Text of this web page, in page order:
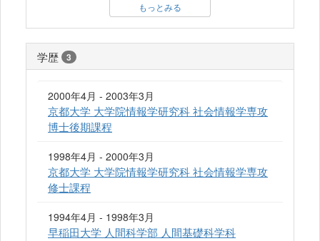
もっとみる
学歴 3
2000年4月 - 2003年3月
京都大学 大学院情報学研究科 社会情報学専攻
博士後期課程
1998年4月 - 2000年3月
京都大学 大学院情報学研究科 社会情報学専攻
修士課程
1994年4月 - 1998年3月
早稲田大学 人間科学部 人間基礎科学科